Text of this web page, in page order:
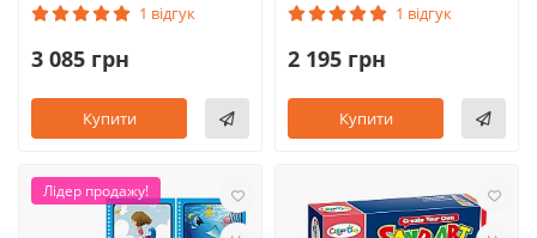
1 відгук
3 085 грн
Купити
1 відгук
2 195 грн
Купити
Лідер продажу!